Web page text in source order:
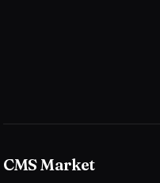
CMS Market